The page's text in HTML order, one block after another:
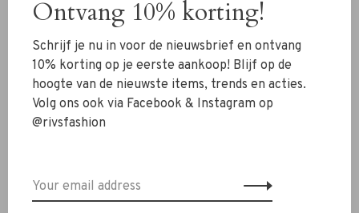
Clothing
Jewelry
Accessoires
SALE
Ontvang 10% korting!
Schrijf je nu in voor de nieuwsbrief en ontvang
10% korting op je eerste aankoop! Blijf op de
hoogte van de nieuwste items, trends en acties.
Volg ons ook via Facebook & Instagram op
@rivsfashion